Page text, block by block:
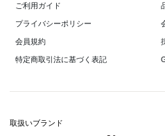
ご利用ガイド
プライバシーポリシー
会員規約
特定商取引法に基づく表記
取扱いブランド